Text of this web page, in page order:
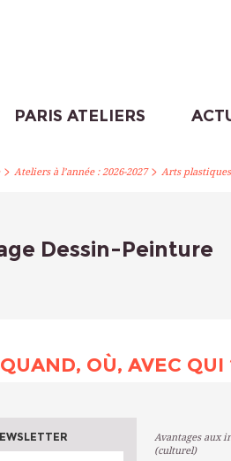
PARIS ATELIERS
> Ateliers à l’année : 2026-2027> Arts plastiques
Dessin-Peinture
OÙ, AVEC QUI
Avantages aux
(culturel)